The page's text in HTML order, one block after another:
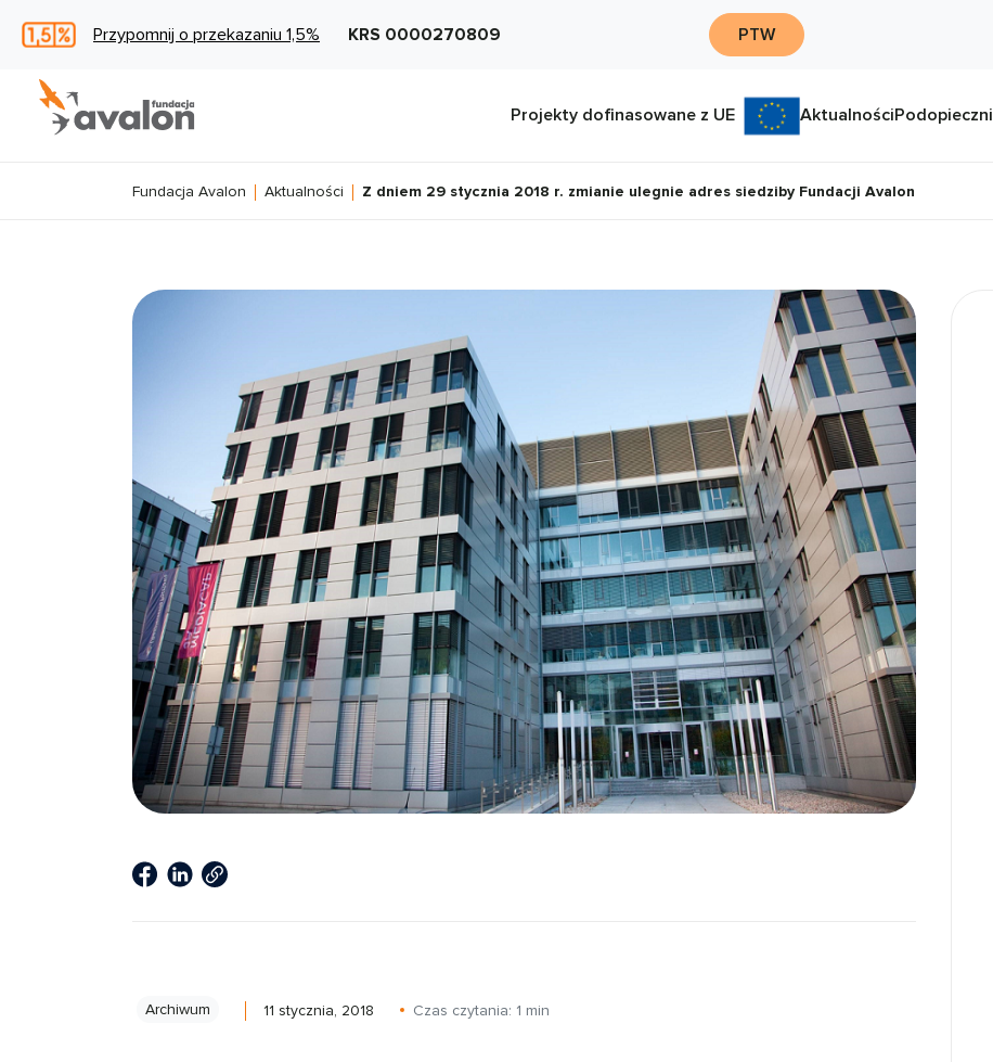
Przypomnij o przekazaniu 1,5% KRS 0000270809 PTW
Projekty dofinasowane z UE AktualnościPodopieczni
Fundacja Avalon Aktualności Z dniem 29 stycznia 2018 r. zmianie ulegnie adres siedziby Fundacji Avalon
Archiwum 11 stycznia, 2018 Czas czytania: 1 min